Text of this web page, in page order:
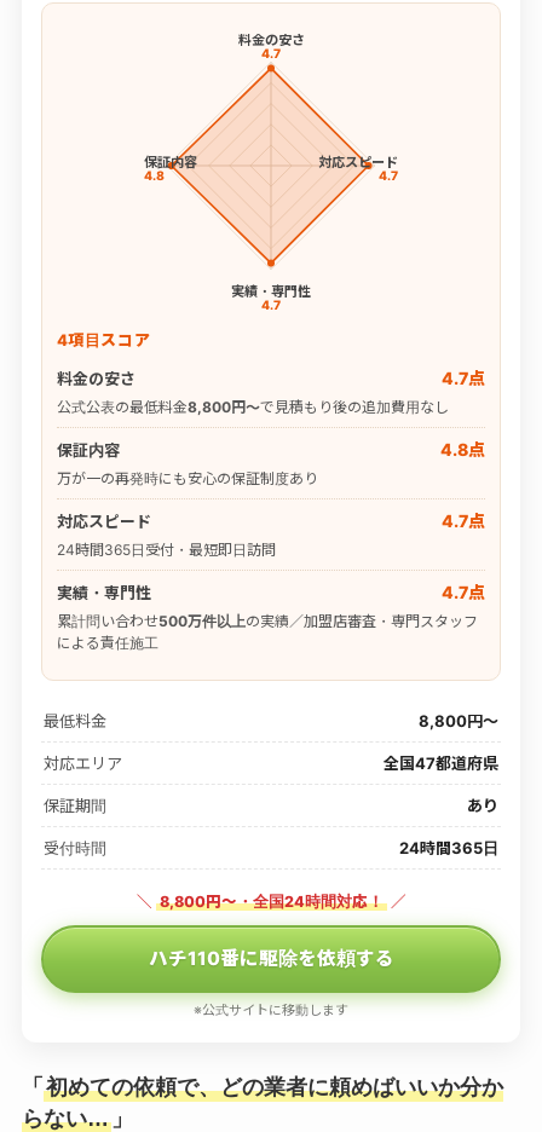
料金の安さ
4.7
対応スピード
4.7
実績・専門性
4.7
保証内容
4.8
4項目スコア
料金の安さ
4.7点
公式公表の最低料金8,800円〜で見積もり後の追加費用なし
保証内容 4.8点
万が一の再発時にも安心の保証制度あり
対応スピード 4.7点
24時間365日受付・最短即日訪問
実績・専門性 4.7点
累計問い合わせ500万件以上の実績／加盟店審査・専門スタッフ
による責任施工
最低料金 8,800円〜
対応エリア 全国47都道府県
保証期間 あり
受付時間 24時間365日
＼ 8,800円〜・全国24時間対応！ ／
ハチ110番に駆除を依頼する
※公式サイトに移動します
「 初めての依頼で、どの業者に頼めばいいか分か
らない…」